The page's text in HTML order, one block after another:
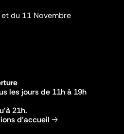
du 11 Novembre
les jours de 11h à 19h
21h.
d'accueil